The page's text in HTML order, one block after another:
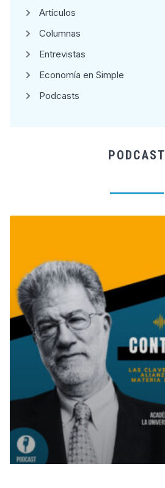
Artículos
Columnas
Entrevistas
Economía en Simple
Podcasts
PODCAST